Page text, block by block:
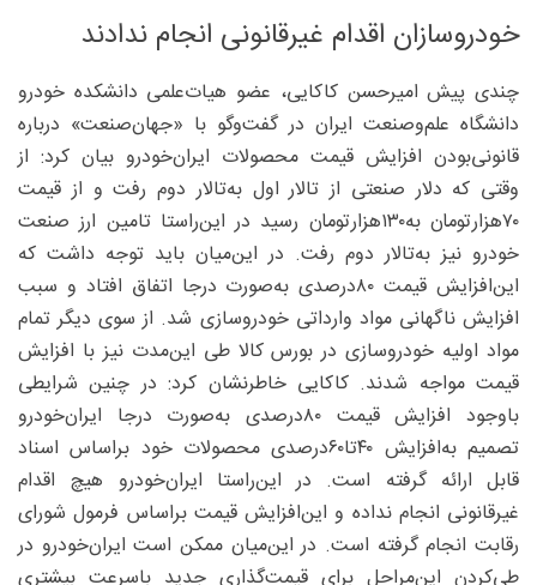
خودروسازان اقدام غیرقانونی انجام ندادند
چندی پیش امیرحسن کاکایی، عضو هیات‌علمی دانشکده خودرو
دانشگاه علم‌وصنعت ایران در گفت‌وگو با «جهان‌صنعت» درباره
قانونی‌بودن افزایش قیمت محصولات ایران‌خودرو بیان کرد: از
وقتی که دلار صنعتی از تالار اول به‌تالار دوم رفت و از قیمت
۷۰‌هزارتومان به‌۱۳۰‌هزارتومان رسید در این‌راستا تامین ارز صنعت
خودرو نیز به‌تالار دوم رفت. در این‌میان باید توجه داشت که
این‌افزایش قیمت ۸۰‌درصدی به‌صورت درجا اتفاق افتاد و سبب
افزایش ناگهانی مواد وارداتی خودروسازی شد. از سوی دیگر تمام
مواد اولیه خودروسازی در بورس کالا طی این‌مدت نیز با افزایش
قیمت مواجه شدند. کاکایی خاطرنشان کرد: در چنین شرایطی
باوجود افزایش قیمت ۸۰‌درصدی به‌صورت درجا ایران‌خودرو
تصمیم به‌افزایش ۴۰تا۶۰‌درصدی محصولات خود براساس اسناد
قابل ارائه گرفته است. در این‌راستا ایران‌خودرو هیچ اقدام
غیرقانونی انجام نداده و این‌افزایش قیمت براساس فرمول شورای
رقابت انجام گرفته است. در این‌میان ممکن است ایران‌خودرو در